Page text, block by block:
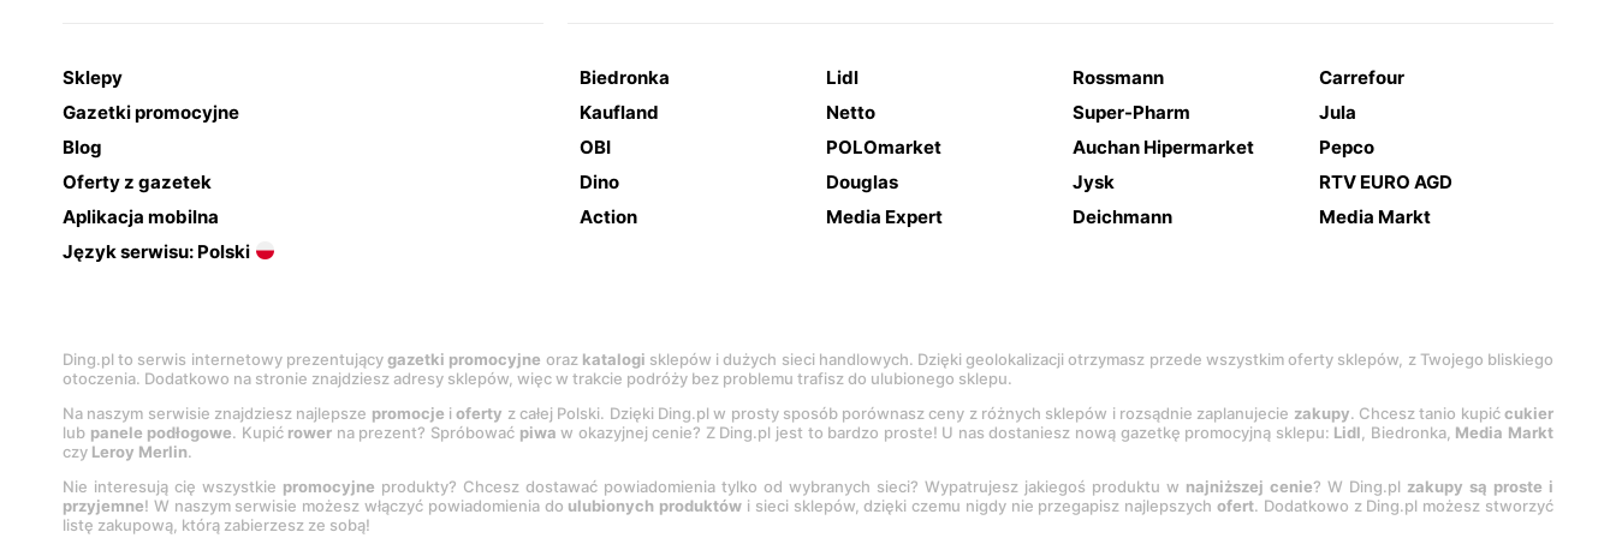
Sklepy
Gazetki promocyjne
Blog
Oferty z gazetek
Aplikacja mobilna
Język serwisu: Polski
Biedronka Lidl Rossmann
Carrefour
Kaufland
Netto Super-Pharm
Jula
OBI
POLOmarket Auchan Hipermarket
Pepco
Dino
Douglas Jysk
RTV EURO AGD
Action
Media Expert Deichmann Media Markt
Ding.pl to serwis internetowy prezentującygazetki promocyjne oraz katalogi sklepów i dużych sieci handlowych. Dzięki geolokalizacji otrzymasz przede wszystkim oferty sklepów, z Twojego bliskiego
otoczenia. Dodatkowo na stronie znajdziesz adresy sklepów, więc w trakcie podróży bez problemu trafisz do ulubionego sklepu.
Na naszym serwisie znajdziesz najlepsze promocje ioferty z całej Polski. Dzięki Ding.pl w prosty sposób porównasz ceny z różnych sklepów i rozsądnie zaplanujecie zakupy. Chcesz tanio kupićcukier
lub panele podłogowe. Kupić rower na prezent? Spróbować piwa w okazyjnej cenie? Z Ding.pl jest to bardzo proste! U nas dostaniesz nową gazetkę promocyjną sklepu: Lidl, Biedronka, Media Markt
czy Leroy Merlin.
Nie interesują cię wszystkie promocyjne produkty? Chcesz dostawać powiadomienia tylko od wybranych sieci? Wypatrujesz jakiegoś produktu w najniższej cenie? W Ding.pl zakupy są proste i
przyjemne! W naszym serwisie możesz włączyć powiadomienia do ulubionych produktów i sieci sklepów, dzięki czemu nigdy nie przegapisz najlepszychofert. Dodatkowo z Ding.pl możesz stworzyć
listę zakupową, którą zabierzesz ze sobą!